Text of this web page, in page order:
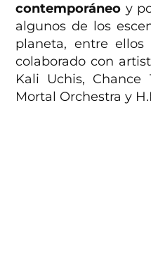
contemporáneo y
algunos de los
planeta, entre ellos
colaborado con
Kali Uchis, Chance
Mortal Orchestra y